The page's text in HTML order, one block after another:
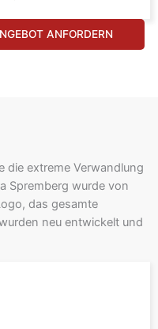
ANFORDERN
die extreme Verwandlung
Spremberg wurde von
das gesamte
neu entwickelt und